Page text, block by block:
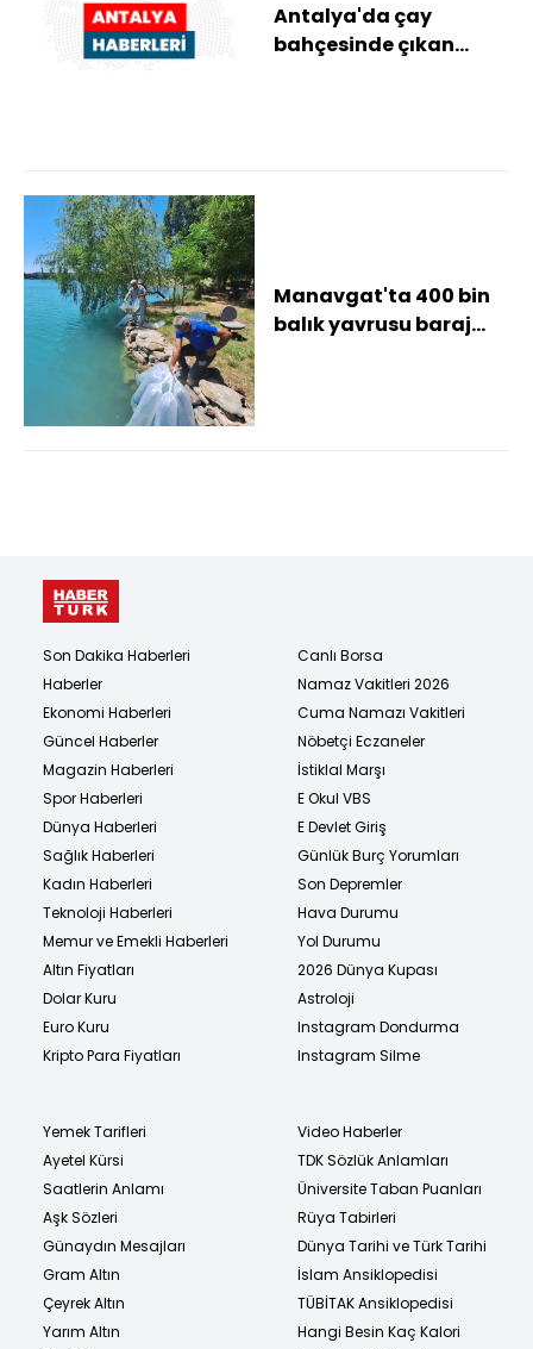
Antalya'da çay
bahçesinde çıkan
Manavgat'ta 400 bin
balık yavrusu baraj
Son Dakika Haberleri
Haberler
Ekonomi Haberleri
Güncel Haberler
Magazin Haberleri
Spor Haberleri
Dünya Haberleri
Sağlık Haberleri
Kadın Haberleri
Teknoloji Haberleri
Memur ve Emekli Haberleri
Altın Fiyatları
Dolar Kuru
Euro Kuru
Kripto Para Fiyatları
Canlı Borsa
Namaz Vakitleri 2026
Cuma Namazı Vakitleri
Nöbetçi Eczaneler
İstiklal Marşı
E Okul VBS
E Devlet Giriş
Günlük Burç Yorumları
Son Depremler
Hava Durumu
Yol Durumu
2026 Dünya Kupası
Astroloji
Instagram Dondurma
Instagram Silme
Yemek Tarifleri
Ayetel Kürsi
Saatlerin Anlamı
Aşk Sözleri
Günaydın Mesajları
Gram Altın
Çeyrek Altın
Yarım Altın
Video Haberler
TDK Sözlük Anlamları
Üniversite Taban Puanları
Rüya Tabirleri
Dünya Tarihi ve Türk Tarihi
İslam Ansiklopedisi
TÜBİTAK Ansiklopedisi
Hangi Besin Kaç Kalori